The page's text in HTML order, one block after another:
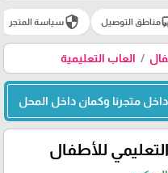
مناطق التوصيل securityسياسة المتجر
العاب التعليمية
متجرنا وكمان داخل المحل